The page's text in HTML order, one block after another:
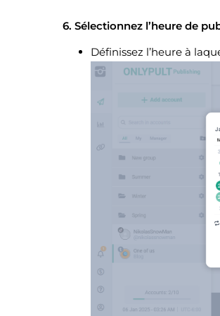
6. Sélectionnez l’heure de
Définissez l’heure à